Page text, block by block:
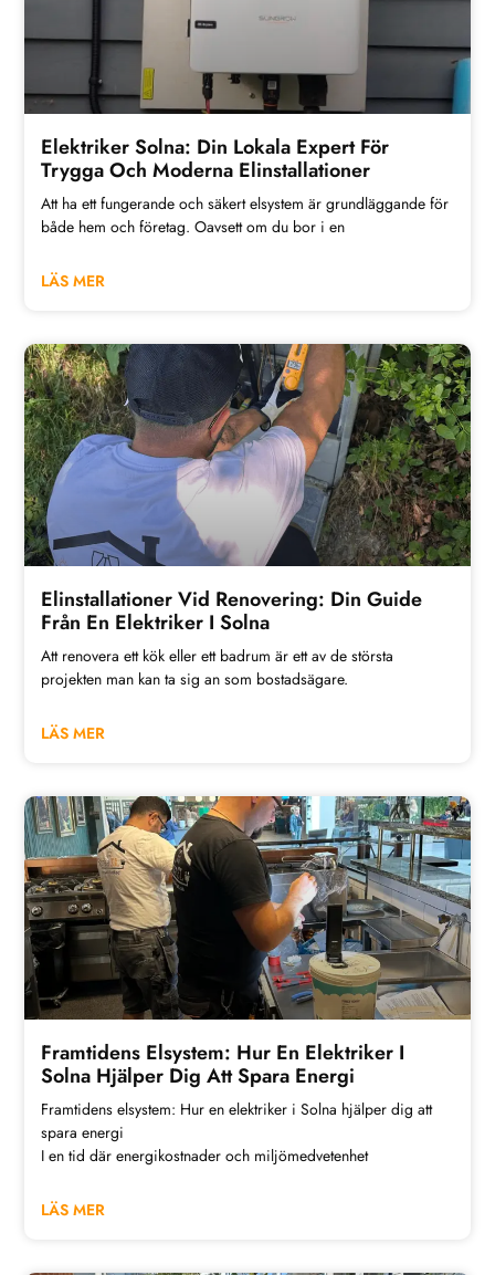
Elektriker Solna: Din Lokala Expert För
Trygga Och Moderna Elinstallationer
Att ha ett fungerande och säkert elsystem är grundläggande för
både hem och företag. Oavsett om du bor i en
LÄS MER
Elinstallationer Vid Renovering: Din Guide
Från En Elektriker I Solna
Att renovera ett kök eller ett badrum är ett av de största
projekten man kan ta sig an som bostadsägare.
LÄS MER
Framtidens Elsystem: Hur En Elektriker I
Solna Hjälper Dig Att Spara Energi
Framtidens elsystem: Hur en elektriker i Solna hjälper dig att
spara energi
I en tid där energikostnader och miljömedvetenhet
LÄS MER